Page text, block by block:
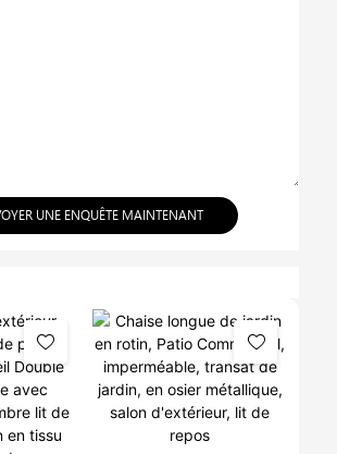
UNE ENQUÊTE MAINTENANT